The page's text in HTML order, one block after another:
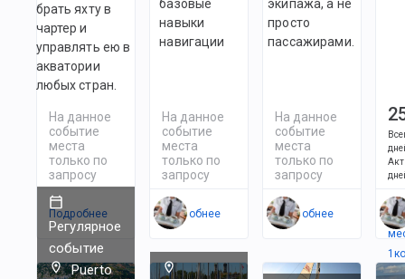
брать яхту в
чартер и
управлять ею в
акватории
любых стран.
На данное
событие
места
только по
запросу
Подробнее
базовые
навыки
навигации
На данное
событие
места
только по
запросу
Подробнее
экипажа, а не
просто
пассажирами.
На данное
событие
места
только по
запросу
Подробнее
1
Регулярное
событие
Puerto